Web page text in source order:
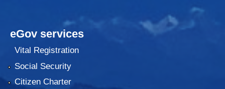
eGov services
Vital Registration
Social Security
Citizen Charter